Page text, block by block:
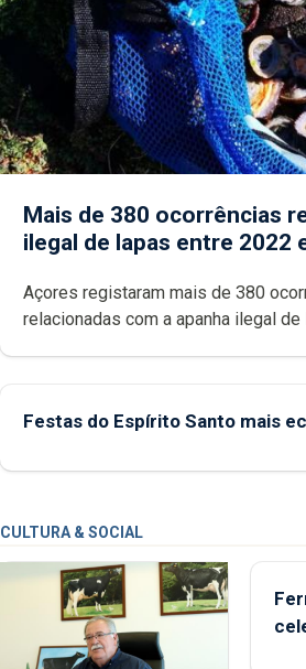
Mais de 380 ocorrências
ilegal de lapas entre 2022
Açores registaram mais de 380 ocorrências e
relacionadas com a apanha ilegal de lapas
Festas do Espírito Santo mais
CULTURA & SOCIAL